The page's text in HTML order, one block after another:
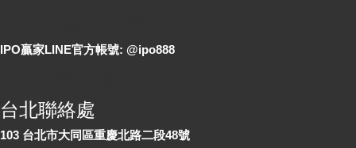
IPO贏家LINE官方帳號: @ipo888
台北聯絡處
103 台北市大同區重慶北路二段48號